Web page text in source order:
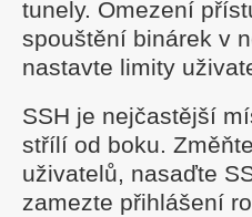
tunely. Omezení
spouštění binárek v
nastavte limity
SSH je nejčastější
střílí od boku.
uživatelů, nasaďte
zamezte přihlášení